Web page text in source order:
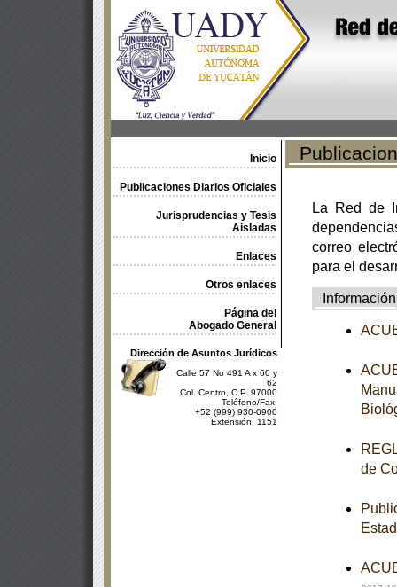
Inicio
Publicaciones Diarios Oficiales
Jurisprudencias y Tesis
Aisladas
Enlaces
Otros enlaces
Página del
Abogado General
Dirección de Asuntos Jurídicos
Calle 57 No 491 A x 60 y
62
Col. Centro, C.P. 97000
Teléfono/Fax:
+52 (999) 930-0900
Extensión: 1151
La Red de
correo
para el
Información
de